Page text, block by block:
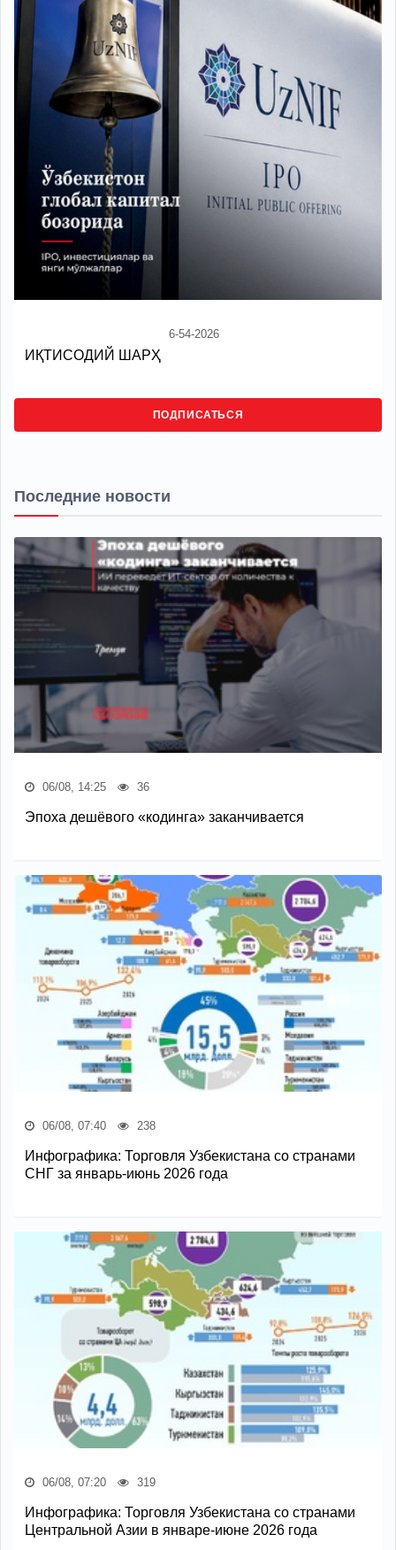
6-54-2026
ИҚТИСОДИЙ ШАРҲ
ПОДПИСАТЬСЯ
Последние новости
06/08, 14:25 36
Эпоха дешёвого «кодинга» заканчивается
06/08, 07:40 238
Инфографика: Торговля Узбекистана со странами
СНГ за январь-июнь 2026 года
06/08, 07:20 319
Инфографика: Торговля Узбекистана со странами
Центральной Азии в январе-июне 2026 года